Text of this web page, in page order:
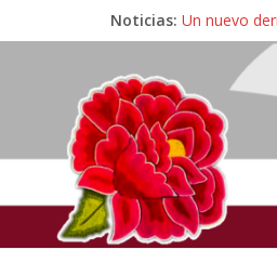
Noticias: Un nuevo
Ángel, el
Familiares
Alertan